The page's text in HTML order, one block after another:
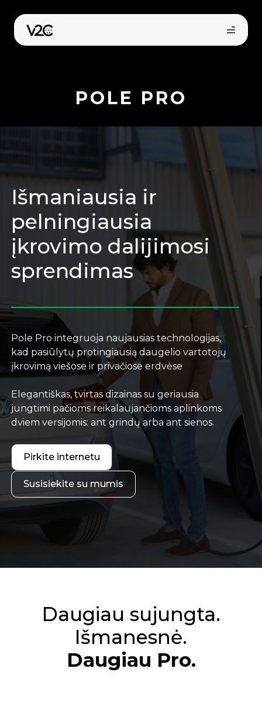
prie
turinio
POLE PRO
Išmaniausia ir
pelningiausia
įkrovimo dalijimosi
sprendimas
Pole Pro integruoja naujausias technologijas,
kad pasiūlytų protingiausią daugelio vartotojų
įkrovimą viešose ir privačiose erdvėse
Elegantiškas, tvirtas dizainas su geriausia
jungtimi pačioms reikalaujančioms aplinkoms
dviem versijomis: ant grindų arba ant sienos.
Pirkite internetu
Susisiekite su mumis
Daugiau sujungta.
Išmanesnė.
Daugiau Pro.